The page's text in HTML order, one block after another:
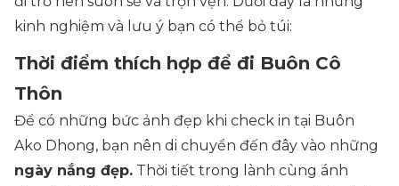
kinh nghiệm và lưu ý bạn có thể bỏ túi:
Thời điểm thích hợp để đi Buôn Cô
Thôn
Để có những bức ảnh đẹp khi check in tại Buôn
Ako Dhong, bạn nên di chuyển đến đây vào những
ngày nắng đẹp. Thời tiết trong lành cùng ánh